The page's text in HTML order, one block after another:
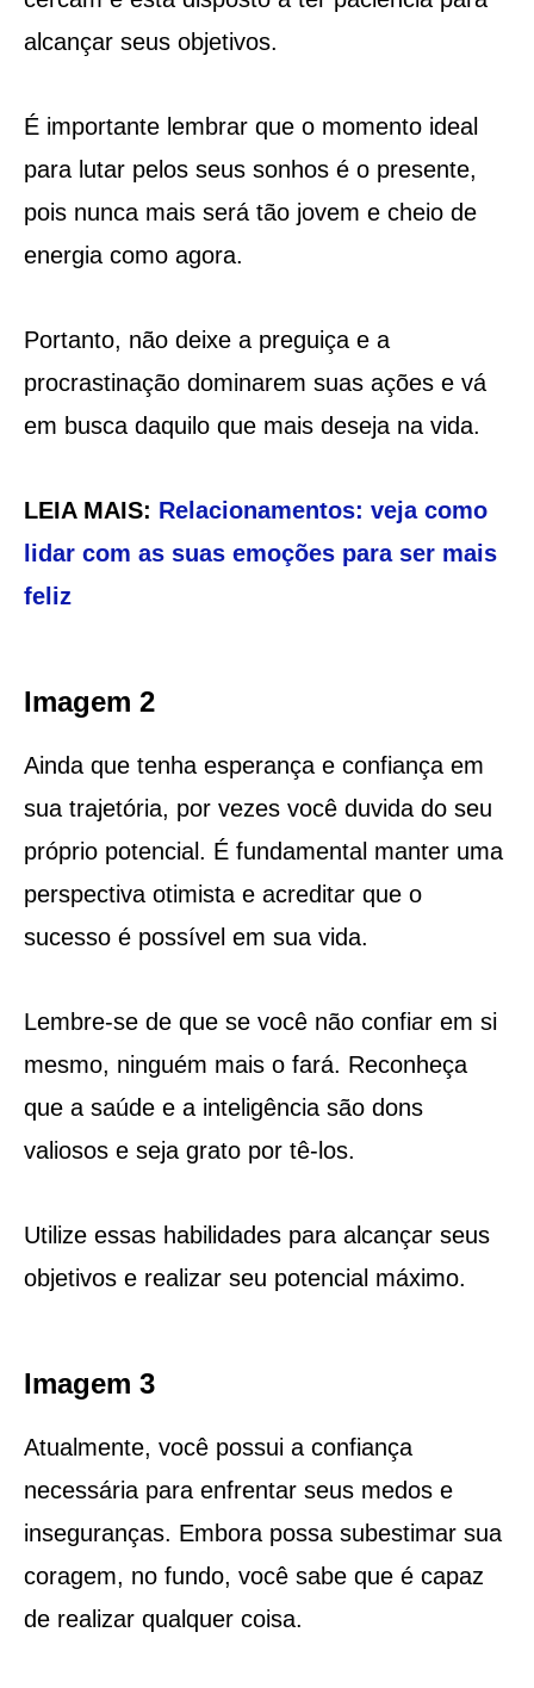
alcançar seus objetivos.
É importante lembrar que o momento ideal
para lutar pelos seus sonhos é o presente,
pois nunca mais será tão jovem e cheio de
energia como agora.
Portanto, não deixe a preguiça e a
procrastinação dominarem suas ações e vá
em busca daquilo que mais deseja na vida.
LEIA MAIS: Relacionamentos: veja como
lidar com as suas emoções para ser mais
feliz
Imagem 2
Ainda que tenha esperança e confiança em
sua trajetória, por vezes você duvida do seu
próprio potencial. É fundamental manter uma
perspectiva otimista e acreditar que o
sucesso é possível em sua vida.
Lembre-se de que se você não confiar em si
mesmo, ninguém mais o fará. Reconheça
que a saúde e a inteligência são dons
valiosos e seja grato por tê-los.
Utilize essas habilidades para alcançar seus
objetivos e realizar seu potencial máximo.
Imagem 3
Atualmente, você possui a confiança
necessária para enfrentar seus medos e
inseguranças. Embora possa subestimar sua
coragem, no fundo, você sabe que é capaz
de realizar qualquer coisa.